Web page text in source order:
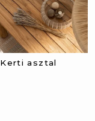
Kerti asztal